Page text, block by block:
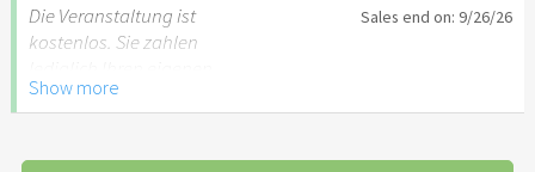
Die Veranstaltung ist
kostenlos. Sie zahlen
Verzehr im Restaurant.
Anmeldung auch über
Show more
Sales end on: 9/26/26